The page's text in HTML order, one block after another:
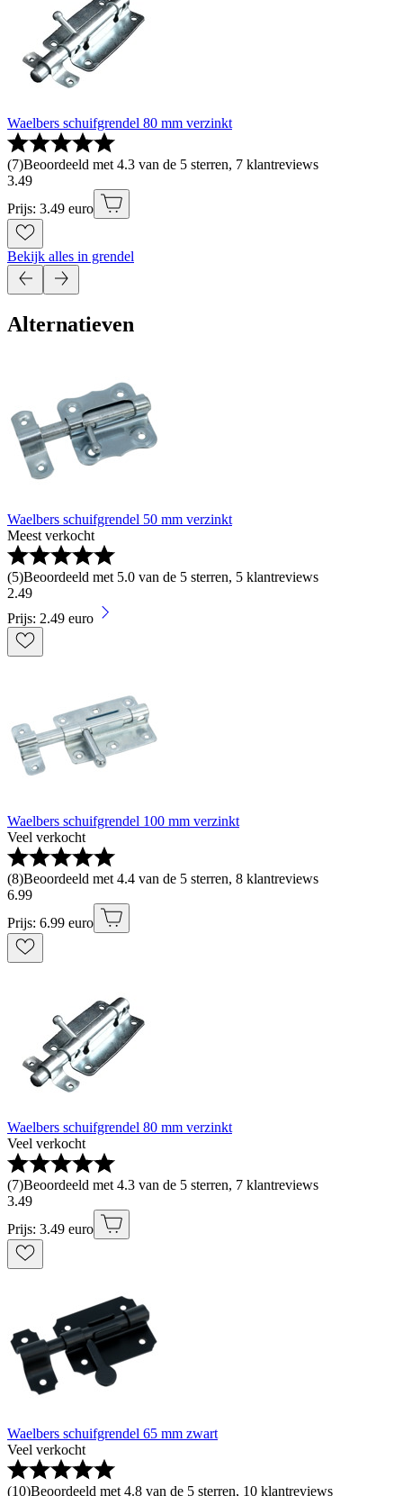
Waelbers schuifgrendel 80 mm verzinkt
(7)Beoordeeld met 4.3 van de 5 sterren, 7 klantreviews
3.49
Prijs: 3.49 euro
Bekijk alles in grendel
Alternatieven
Waelbers schuifgrendel 50 mm verzinkt
Meest verkocht
(5)Beoordeeld met 5.0 van de 5 sterren, 5 klantreviews
2.49
Prijs: 2.49 euro
Waelbers schuifgrendel 100 mm verzinkt
Veel verkocht
(8)Beoordeeld met 4.4 van de 5 sterren, 8 klantreviews
6.99
Prijs: 6.99 euro
Waelbers schuifgrendel 80 mm verzinkt
Veel verkocht
(7)Beoordeeld met 4.3 van de 5 sterren, 7 klantreviews
3.49
Prijs: 3.49 euro
Waelbers schuifgrendel 65 mm zwart
Veel verkocht
(10)Beoordeeld met 4.8 van de 5 sterren, 10 klantreviews